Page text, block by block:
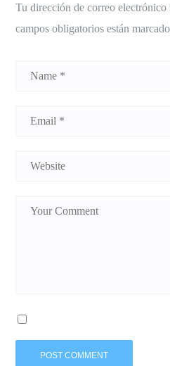
Tu dirección de correo electrónico
campos obligatorios están